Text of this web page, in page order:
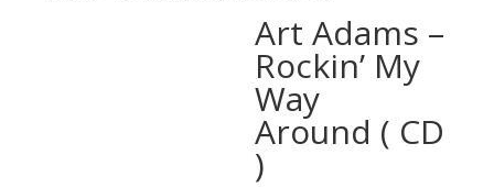
Art Adams –
Rockin’ My
Way
Around ( CD
)